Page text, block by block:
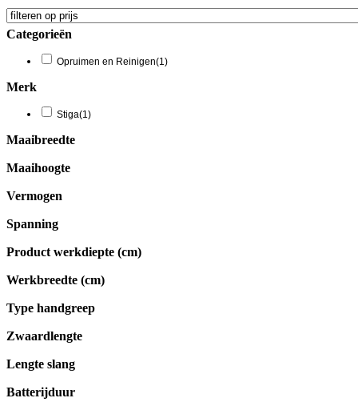
Categorieën
Opruimen en Reinigen(1)
Merk
Stiga(1)
Maaibreedte
Maaihoogte
Vermogen
Spanning
Product werkdiepte (cm)
Werkbreedte (cm)
Type handgreep
Zwaardlengte
Lengte slang
Batterijduur